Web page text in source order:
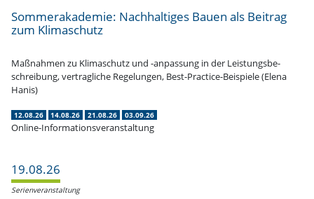
Sommer­aka­demie: Nachhal­tiges Bauen als Beitrag
zum Klimaschutz
Maßnahmen zu Klima­schutz und -anpassung in der Leistungs­be­
schreibung, vertrag­liche Regelungen, Best-Practice-Beispiele (Elena
Hanis)
12.08.26 14.08.26 21.08.26 03.09.26
Online-Informationsveranstaltung
19.08.26
Serien­ver­an­staltung